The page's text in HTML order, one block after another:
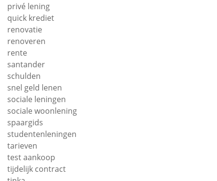
privé lening
quick krediet
renovatie
renoveren
rente
santander
schulden
snel geld lenen
sociale leningen
sociale woonlening
spaargids
studentenleningen
tarieven
test aankoop
tijdelijk contract